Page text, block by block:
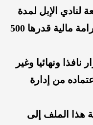
لنادي الإبل لمدة
خمس سنوات، وإلزامه بدفع غرامة مالية قدرها 500
ونهائيا وغير
من إدارة
هذا الملف إلى